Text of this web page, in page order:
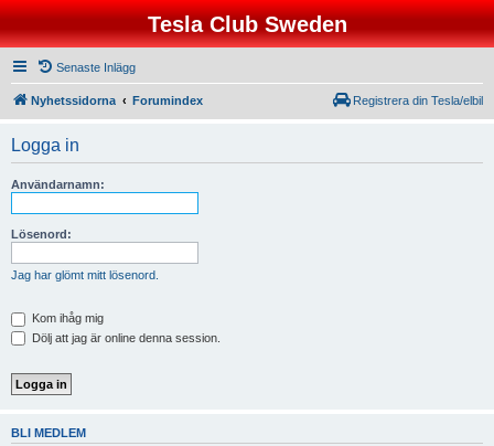
Tesla Club Sweden
Senaste Inlägg
Nyhetssidorna Forumindex Registrera din Tesla/elbil
Logga in
Användarnamn:
Lösenord:
Jag har glömt mitt lösenord.
Kom ihåg mig
Dölj att jag är online denna session.
BLI MEDLEM